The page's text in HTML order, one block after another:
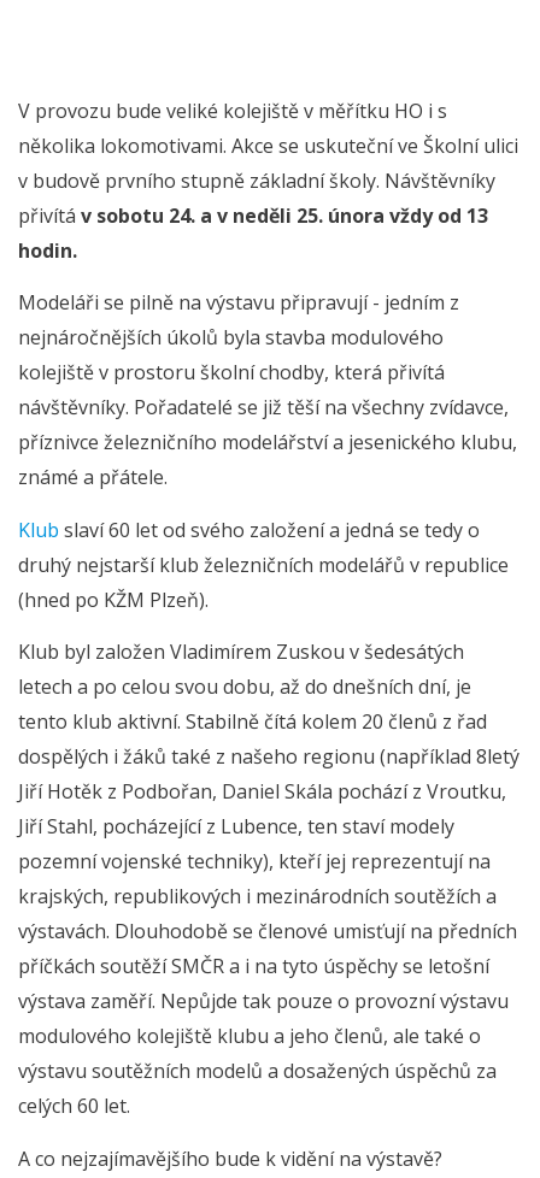
V provozu bude veliké kolejiště v měřítku HO i s
několika lokomotivami. Akce se uskuteční ve Školní ulici
v budově prvního stupně základní školy. Návštěvníky
přivítá v sobotu 24. a v neděli 25. února vždy od 13
hodin.
Modeláři se pilně na výstavu připravují - jedním z
nejnáročnějších úkolů byla stavba modulového
kolejiště v prostoru školní chodby, která přivítá
návštěvníky. Pořadatelé se již těší na všechny zvídavce,
příznivce železničního modelářství a jesenického klubu,
známé a přátele.
Klub slaví 60 let od svého založení a jedná se tedy o
druhý nejstarší klub železničních modelářů v republice
(hned po KŽM Plzeň).
Klub byl založen Vladimírem Zuskou v šedesátých
letech a po celou svou dobu, až do dnešních dní, je
tento klub aktivní. Stabilně čítá kolem 20 členů z řad
dospělých i žáků také z našeho regionu (například 8letý
Jiří Hotěk z Podbořan, Daniel Skála pochází z Vroutku,
Jiří Stahl, pocházející z Lubence, ten staví modely
pozemní vojenské techniky), kteří jej reprezentují na
krajských, republikových i mezinárodních soutěžích a
výstavách. Dlouhodobě se členové umisťují na předních
příčkách soutěží SMČR a i na tyto úspěchy se letošní
výstava zaměří. Nepůjde tak pouze o provozní výstavu
modulového kolejiště klubu a jeho členů, ale také o
výstavu soutěžních modelů a dosažených úspěchů za
celých 60 let.
A co nejzajímavějšího bude k vidění na výstavě?